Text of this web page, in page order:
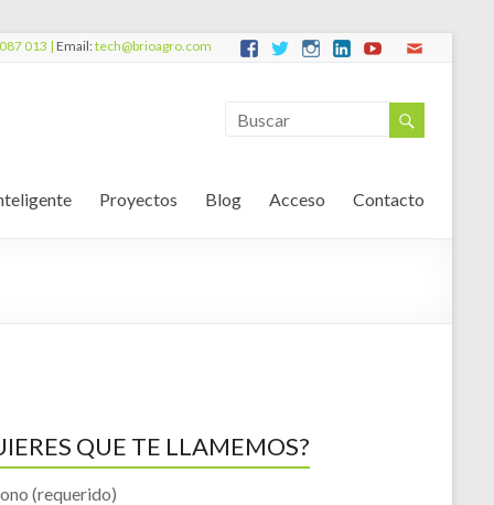
013 | Email:tech@brioagro.com
Proyectos Blog Acceso Contacto
QUE TE LLAMEMOS?
(requerido)